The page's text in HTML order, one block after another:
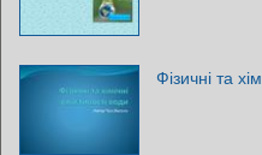
Фізичні та